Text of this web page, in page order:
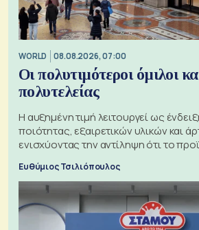
WORLD 08.08.2026, 07:00
Οι πολυτιμότεροι όμιλοι
πολυτελείας
Η αυξημένη τιμή λειτουργεί ως
ποιότητας, εξαιρετικών υλικών και
ενισχύοντας την αντίληψη ότι το
Ευθύμιος Τσιλιόπουλος